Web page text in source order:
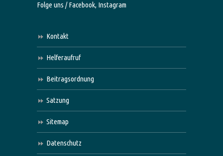
Folge uns /Facebook, Instagram
Kontakt
Helferaufruf
Beitragsordnung
Satzung
Sitemap
Datenschutz